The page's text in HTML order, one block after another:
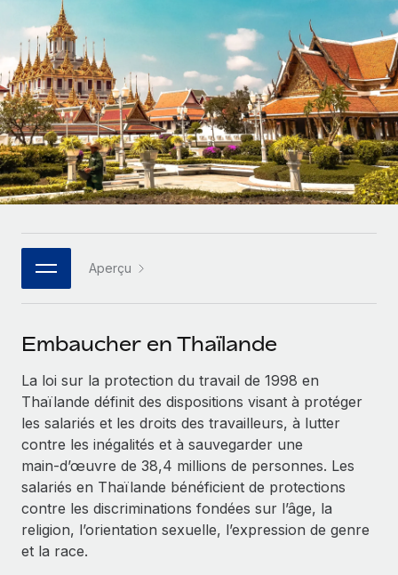
PEO
Sous-traitez les opérations complexes liées à l’emploi
INFRASTRUCTURE
Intégration Remote
Intégrez vos RH aux flux de travail en toute simplicité
Plateforme
Des fonctions RH clés intégrées pour votre équipe
Connectez n'importe quel outil d’IA à Remote grâce à
notre MCP
Rationalisez vos processus avec des outils essentiels
SERVICES
Demandez aux experts
Recevez des conseils d’experts sur les RH à
l’international et la conformité
Contrôles d’antécédents
Simplifiez vos processus de présélection des
candidats
CROISSANCE
Start-ups
Des solutions agiles et internationales pour les RH et la
paie des entreprises en pleine croissance
Entreprises intermédiaires
Développez vos équipes avec des solutions RH sur
mesure
Entreprise
Les RH à l’international pour les grandes entreprises
Partenaires stratégiques de la tech
Devenir partenaire
Explorez avec nous vos opportunités de partenariat
Remote Build
Bientôt disponible
Conseil en intégrations et automatisations assistées par
ÉTUDES DE CAS
Calculateur de paiement des freelances
Découvrez les devises disponibles et les vitesses de
paiement pour vos freelances internationaux
APPRENDRE AVEC REMOTE
Recherche et guides
Études de cas
Checklists et modèles
Descriptions de postes
Salle de presse
Données sur les salaires et les talents
Centre de ressources
Obtenir de l’aide
Voir toutes les ressources
Français
Deutsch
Español
Italiano
Português (Portugal)
日本語
한국어
Aperçu
Embaucher en Thaïlande
La loi sur la protection du travail de 1998 en
Thaïlande définit des dispositions visant à protéger
les salariés et les droits des travailleurs, à lutter
contre les inégalités et à sauvegarder une
main‑d’œuvre de 38,4 millions de personnes. Les
salariés en Thaïlande bénéficient de protections
contre les discriminations fondées sur l’âge, la
religion, l’orientation sexuelle, l’expression de genre
et la race.